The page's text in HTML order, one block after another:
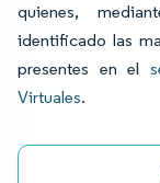
quienes,
identificado las
presentes en el
Virtuales.